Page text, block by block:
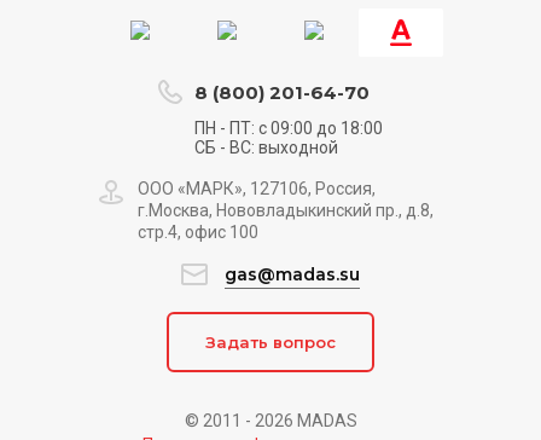
© 2011 - 2026 MADAS
8 (800) 201-64-70
ПН - ПТ: с 09:00 до 18:00
СБ - ВС: выходной
ООО «МАРК», 127106, Россия,
г.Москва, Нововладыкинский пр., д.8,
стр.4, офис 100
gas@madas.su
Задать вопрос